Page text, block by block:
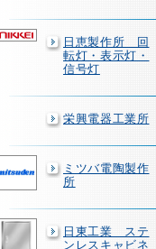
日恵製作所 回
転灯・表示灯・
信号灯
栄興電器工業所
ミツバ電陶製作
所
日東工業 ステ
ンレスキャビネ